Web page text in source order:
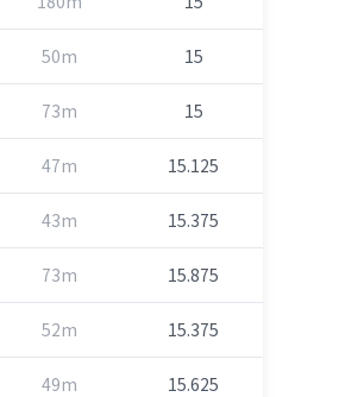
50m 15
73m 15
47m 15.125
43m 15.375
73m 15.875
52m 15.375
49m 15.625